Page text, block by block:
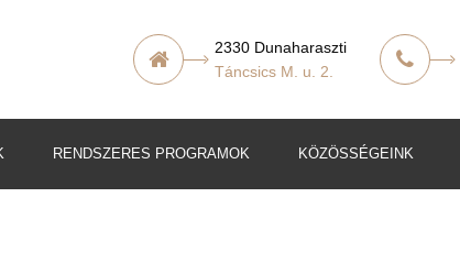
2330 Dunaharaszti
Táncsics M. u. 2.
RENDSZERES PROGRAMOK KÖZÖSSÉGEINK